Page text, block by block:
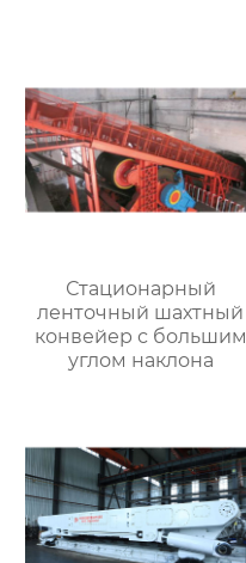
Стационарный
ленточный шахтный
конвейер с большим
углом наклона